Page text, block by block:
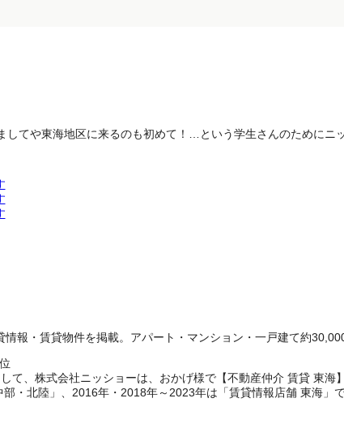
てや東海地区に来るのも初めて！…という学生さんのためにニ
報・賃貸物件を掲載。アパート・マンション・一戸建て約
て、株式会社ニッショーは、おかげ様で【不動産仲介 賃貸 東
・北陸」、2016年・2018年～2023年は「賃貸情報店舗 東海」